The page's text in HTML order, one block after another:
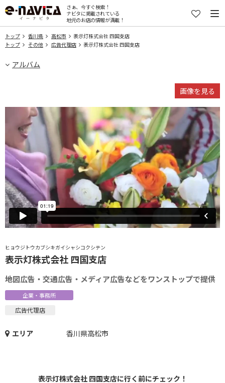
さぁ、今すぐ検索！
ナビタに掲載されている
地元のお店の情報が満載！
トップ 香川県 高松市
表示灯株式会社 四国支店
トップ
その他 広告代理店 表示灯株式会社 四国支店
アルバム
ヒョウジトウカブシキガイシャシコクシテン
表示灯株式会社 四国支店
地図広告・交通広告・メディア広告などをワンストップで提供
企業・事務所
広告代理店
エリア 香川県高松市
表示灯株式会社 四国支店に行く前にチェック！
画像を見る